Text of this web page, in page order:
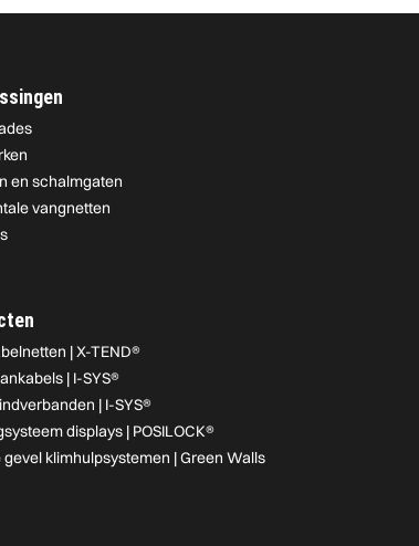
en schalmgaten
vangnetten
| X-TEND®
| I-SYS®
| I-SYS®
displays | POSILOCK®
gevel klimhulpsystemen | Green Walls